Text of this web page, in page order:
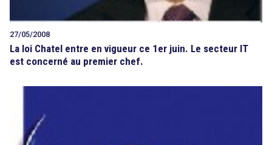
27/05/2008
La loi Chatel entre en vigueur ce 1er juin. Le secteur IT
est concerné au premier chef.